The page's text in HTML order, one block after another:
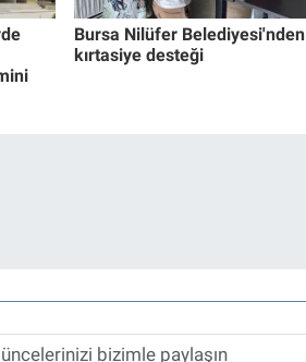
Bursa Nilüfer Belediyesi'nden
kırtasiye desteği